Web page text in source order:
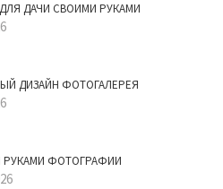
ДАЧИ СВОИМИ РУКАМИ
ДИЗАЙН ФОТОГАЛЕРЕЯ
РУКАМИ ФОТОГРАФИИ